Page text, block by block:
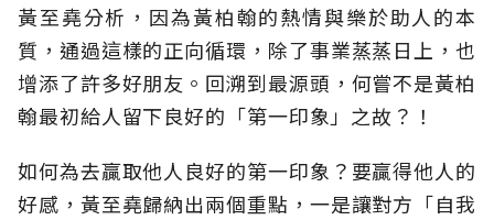
黃至堯分析，因為黃柏翰的熱情與樂於助人的本
質，通過這樣的正向循環，除了事業蒸蒸日上，也
增添了許多好朋友。回溯到最源頭，何嘗不是黃柏
翰最初給人留下良好的「第一印象」之故？！
如何為去贏取他人良好的第一印象？要贏得他人的
好感，黃至堯歸納出兩個重點，一是讓對方「自我